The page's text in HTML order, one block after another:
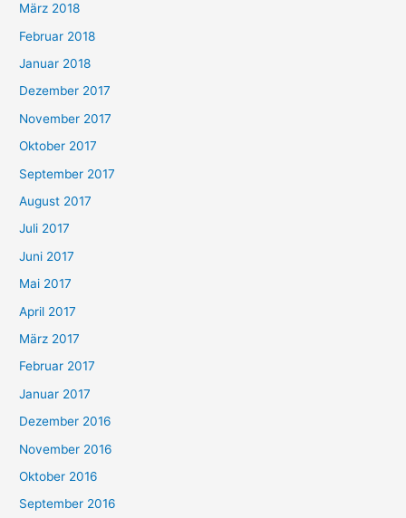
März 2018
Februar 2018
Januar 2018
Dezember 2017
November 2017
Oktober 2017
September 2017
August 2017
Juli 2017
Juni 2017
Mai 2017
April 2017
März 2017
Februar 2017
Januar 2017
Dezember 2016
November 2016
Oktober 2016
September 2016